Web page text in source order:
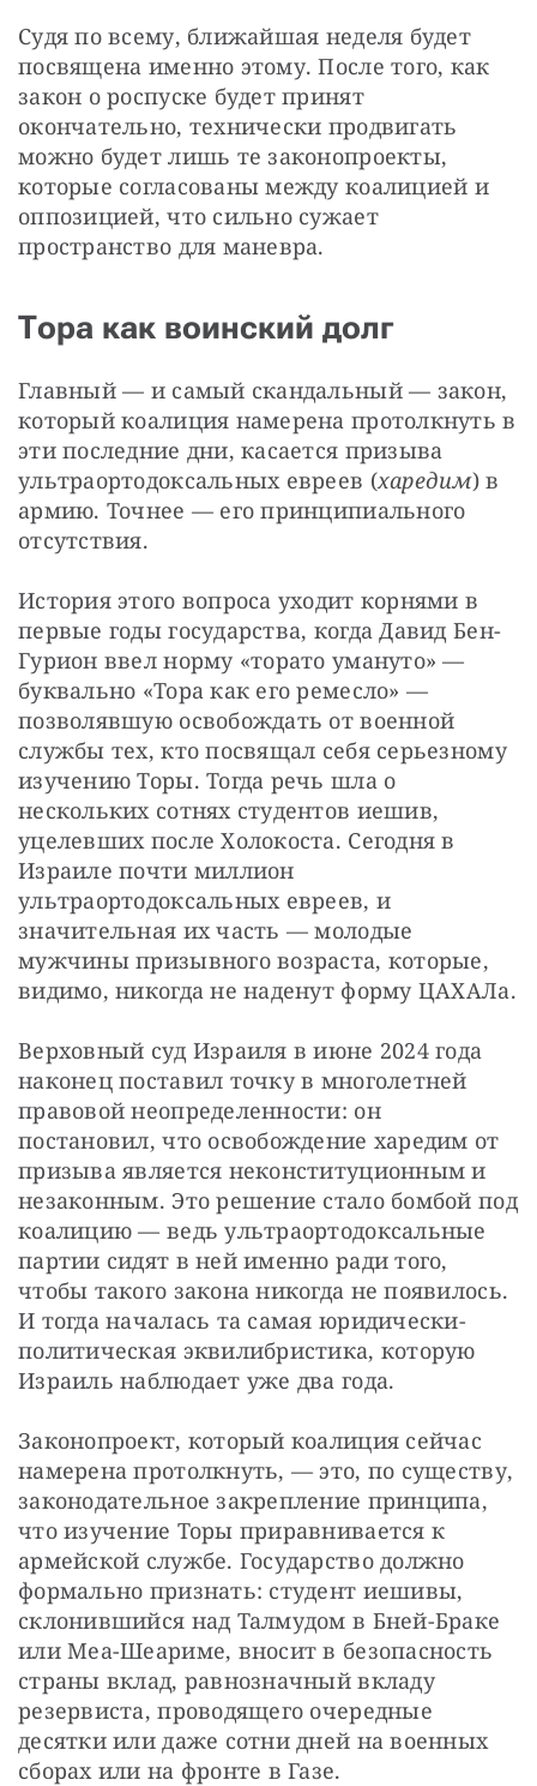
Судя по всему, ближайшая неделя будет
посвящена именно этому. После того, как
закон о роспуске будет принят
окончательно, технически продвигать
можно будет лишь те законопроекты,
которые согласованы между коалицией и
оппозицией, что сильно сужает
пространство для маневра.
Тора как воинский долг
Главный — и самый скандальный — закон,
который коалиция намерена протолкнуть в
эти последние дни, касается призыва
ультраортодоксальных евреев (харедим) в
армию. Точнее — его принципиального
отсутствия.
История этого вопроса уходит корнями в
первые годы государства, когда Давид Бен-
Гурион ввел норму «торато умануто» —
буквально «Тора как его ремесло» —
позволявшую освобождать от военной
службы тех, кто посвящал себя серьезному
изучению Торы. Тогда речь шла о
нескольких сотнях студентов иешив,
уцелевших после Холокоста. Сегодня в
Израиле почти миллион
ультраортодоксальных евреев, и
значительная их часть — молодые
мужчины призывного возраста, которые,
видимо, никогда не наденут форму ЦАХАЛа.
Верховный суд Израиля в июне 2024 года
наконец поставил точку в многолетней
правовой неопределенности: он
постановил, что освобождение харедим от
призыва является неконституционным и
незаконным. Это решение стало бомбой под
коалицию — ведь ультраортодоксальные
партии сидят в ней именно ради того,
чтобы такого закона никогда не появилось.
И тогда началась та самая юридически-
политическая эквилибристика, которую
Израиль наблюдает уже два года.
Законопроект, который коалиция сейчас
намерена протолкнуть, — это, по существу,
законодательное закрепление принципа,
что изучение Торы приравнивается к
армейской службе. Государство должно
формально признать: студент иешивы,
склонившийся над Талмудом в Бней-Браке
или Меа-Шеариме, вносит в безопасность
страны вклад, равнозначный вкладу
резервиста, проводящего очередные
десятки или даже сотни дней на военных
сборах или на фронте в Газе.